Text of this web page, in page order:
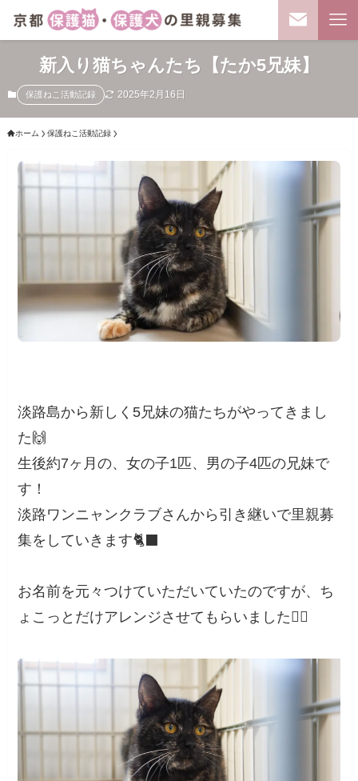
新入り猫ちゃんたち【たか5兄妹】
保護ねこ活動記録 2025年2月16日
ホーム 保護ねこ活動記録
淡路島から新しく5兄妹の猫たちがやってきまし
た🙌
生後約7ヶ月の、女の子1匹、男の子4匹の兄妹で
す！
淡路ワンニャンクラブさんから引き継いで里親募
集をしていきます🐈‍⬛
お名前を元々つけていただいていたのですが、ち
ょこっとだけアレンジさせてもらいました🙇‍♀️